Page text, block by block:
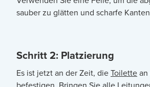
sauber zu glätten und scharfe
Schritt 2: Platzierung
Es ist jetzt an der Zeit, dieToilettean